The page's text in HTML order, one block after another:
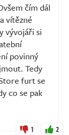
čím dál
vítězné
vývojáři si
povinný
Tedy
furt se
co se pak
1 2